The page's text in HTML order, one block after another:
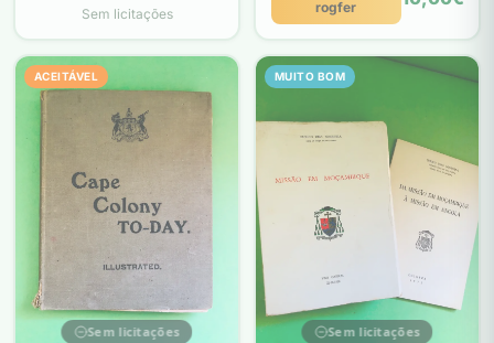
Sem licitações
rogfer
ACEITÁVEL
Sem licitações
MUITO BOM
Sem licitações